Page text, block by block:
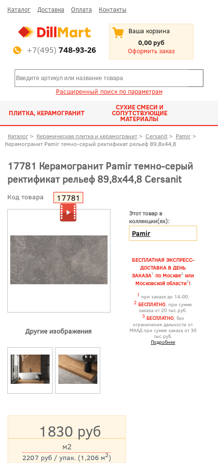
Каталог Доставка Оплата Контакты
+7(495) 748-93-26
Ваша корзина
0,00 руб
Оформить заказ
Расширенный поиск по параметрам
ПЛИТКА, КЕРАМОГРАНИТ
СУХИЕ СМЕСИ И
СОПУТСТВУЮЩИЕ
МАТЕРИАЛЫ
Каталог > Керамическая плитка и керамогранит > Cersanit > Pamir >
Керамогранит Pamir темно-серый ректификат рельеф 89,8x44,8
17781 Керамогранит Pamir темно-серый
ректификат рельеф 89,8x44,8 Cersanit
Код товара 17781
Другие изображения
Этот товар в
коллекции(ях):
Pamir
БЕСПЛАТНАЯ ЭКСПРЕСС-
ДОСТАВКА В ДЕНЬ
ЗАКАЗА1 по Москве2 или
Московской области3!
1 при заказе до 14-00.
2 БЕСПЛАТНО, при сумме
заказа от 20 тыс.руб.
3 БЕСПЛАТНО, без
ограничения дальности от
МКАД при сумме заказа от 30
тыс.руб.
Подробнее
1830 руб
2207 руб / упак. (1,206 м2)
м2
*Цена указана с учетом НДС